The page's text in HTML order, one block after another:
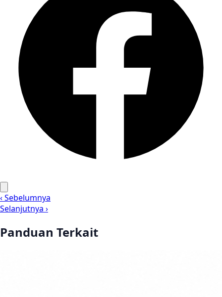
‹ Sebelumnya
Selanjutnya ›
Panduan Terkait